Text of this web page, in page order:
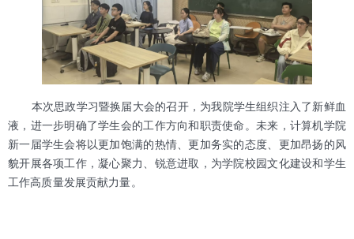
本次思政学习暨换届大会的召开，为我院学生组织注入了新鲜血
液，进一步明确了学生会的工作方向和职责使命。未来，计算机学院
新一届学生会将以更加饱满的热情、更加务实的态度、更加昂扬的风
貌开展各项工作，凝心聚力、锐意进取，为学院校园文化建设和学生
工作高质量发展贡献力量。